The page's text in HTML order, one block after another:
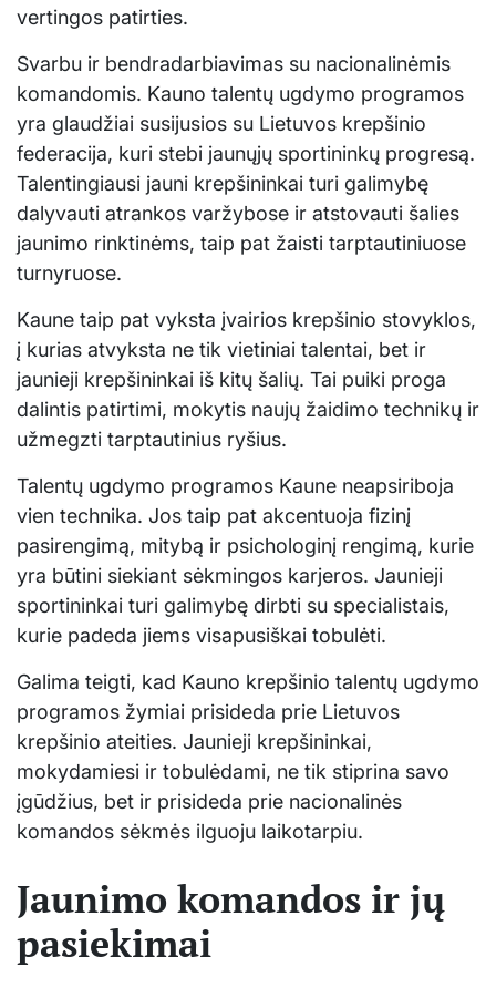
vertingos patirties.
Svarbu ir bendradarbiavimas su nacionalinėmis
komandomis. Kauno talentų ugdymo programos
yra glaudžiai susijusios su Lietuvos krepšinio
federacija, kuri stebi jaunųjų sportininkų progresą.
Talentingiausi jauni krepšininkai turi galimybę
dalyvauti atrankos varžybose ir atstovauti šalies
jaunimo rinktinėms, taip pat žaisti tarptautiniuose
turnyruose.
Kaune taip pat vyksta įvairios krepšinio stovyklos,
į kurias atvyksta ne tik vietiniai talentai, bet ir
jaunieji krepšininkai iš kitų šalių. Tai puiki proga
dalintis patirtimi, mokytis naujų žaidimo technikų ir
užmegzti tarptautinius ryšius.
Talentų ugdymo programos Kaune neapsiriboja
vien technika. Jos taip pat akcentuoja fizinį
pasirengimą, mitybą ir psichologinį rengimą, kurie
yra būtini siekiant sėkmingos karjeros. Jaunieji
sportininkai turi galimybę dirbti su specialistais,
kurie padeda jiems visapusiškai tobulėti.
Galima teigti, kad Kauno krepšinio talentų ugdymo
programos žymiai prisideda prie Lietuvos
krepšinio ateities. Jaunieji krepšininkai,
mokydamiesi ir tobulėdami, ne tik stiprina savo
įgūdžius, bet ir prisideda prie nacionalinės
komandos sėkmės ilguoju laikotarpiu.
Jaunimo komandos ir jų
pasiekimai